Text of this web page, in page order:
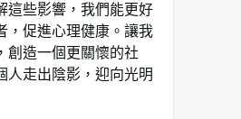
這些影響，我們能更好
，促進心理健康。讓我
創造一個更關懷的社
人走出陰影，迎向光明